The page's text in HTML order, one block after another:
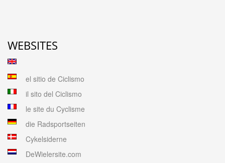
WEBSITES
el sitio de Ciclismo
il sito del Ciclismo
le site du Cyclisme
die Radsportseiten
Cykelsiderne
DeWielersite.com